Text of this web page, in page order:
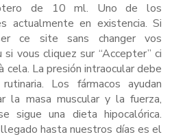
de 10 ml. Uno de los
actualmente en existencia. Si
ce site sans changer vos
vous cliquez sur “Accepter” ci
cela. La presión intraocular debe
Los fármacos ayudan
la masa muscular y la fuerza,
sigue una dieta hipocalórica.
hasta nuestros días es el